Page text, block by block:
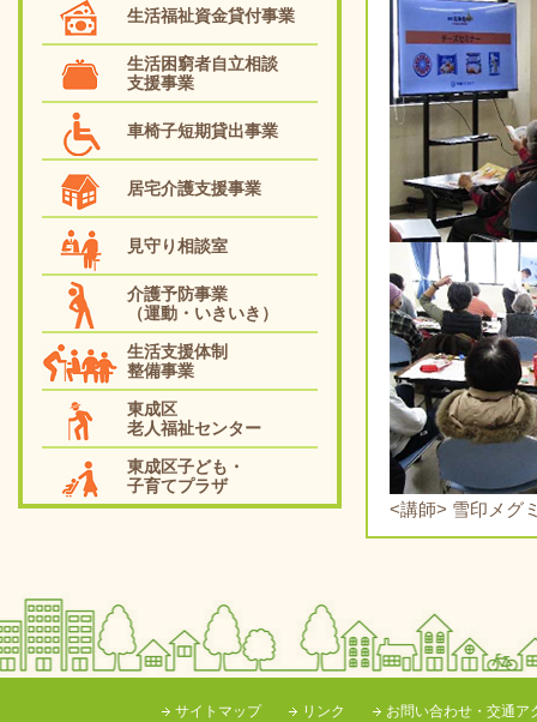
生活福祉資金貸付事業
生活困窮者自立相談
支援事業
車椅子短期貸出事業
居宅介護支援事業
見守り相談室
介護予防事業
（運動・いきいき）
生活支援体制
整備事業
東成区
老人福祉センター
東成区子ども・
子育てプラザ
<講師> 雪印メグ
サイトマップ リンク お問い合わせ・交通ア